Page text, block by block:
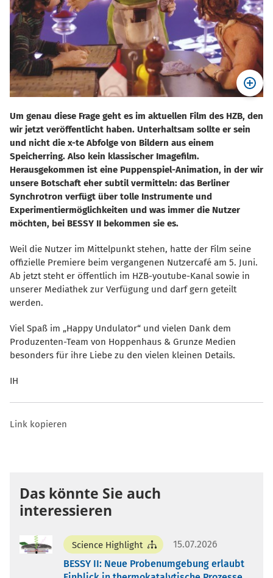
Um genau diese Frage geht es im aktuellen Film des HZB, den
wir jetzt veröffentlicht haben. Unterhaltsam sollte er sein
und nicht die x-te Abfolge von Bildern aus einem
Speicherring. Also kein klassischer Imagefilm.
Herausgekommen ist eine Puppenspiel-Animation, in der wir
unsere Botschaft eher subtil vermitteln: das Berliner
Synchrotron verfügt über tolle Instrumente und
Experimentiermöglichkeiten und was immer die Nutzer
möchten, bei BESSY II bekommen sie es.
Weil die Nutzer im Mittelpunkt stehen, hatte der Film seine
offizielle Premiere beim vergangenen Nutzercafé am 5. Juni.
Ab jetzt steht er öffentlich im HZB-youtube-Kanal sowie in
unserer Mediathek zur Verfügung und darf gern geteilt
werden.
Viel Spaß im „Happy Undulator“ und vielen Dank dem
Produzenten-Team von Hoppenhaus & Grunze Medien
besonders für ihre Liebe zu den vielen kleinen Details.
IH
Link kopieren
Das könnte Sie auch
interessieren
Science Highlight
15.07.2026
BESSY II: Neue Probenumgebung erlaubt